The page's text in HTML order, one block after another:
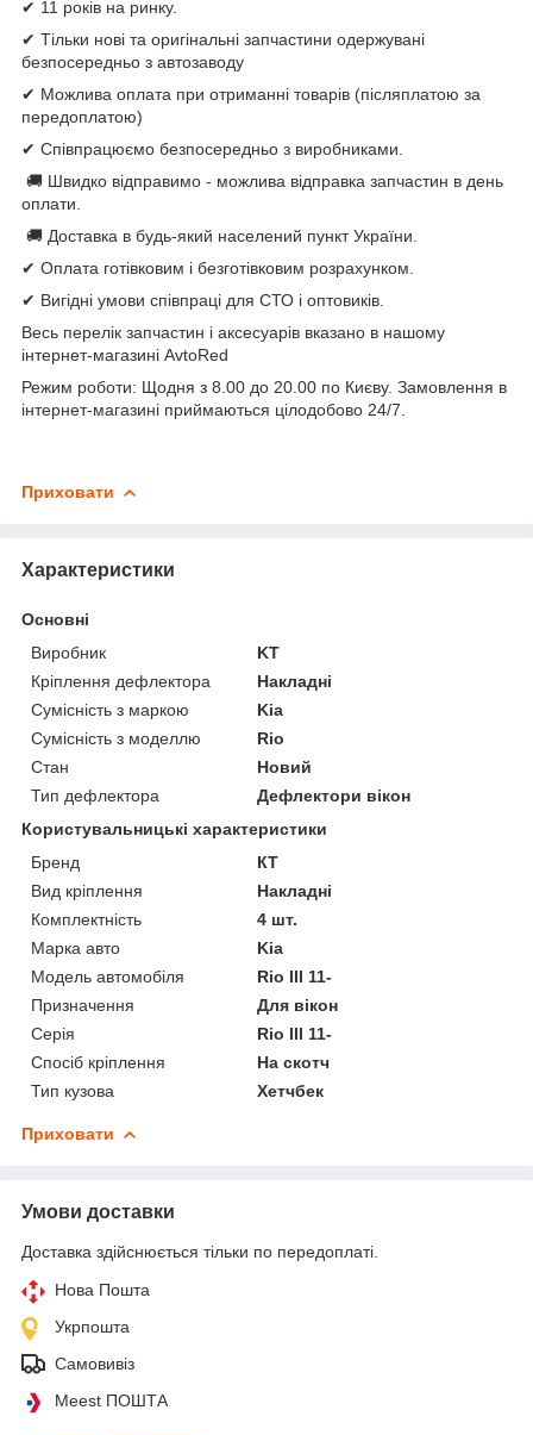
✔ 11 років на ринку.
✔ Тільки нові та оригінальні запчастини одержувані
безпосередньо з автозаводу
✔ Можлива оплата при отриманні товарів (післяплатою за
передоплатою)
✔ Співпрацюємо безпосередньо з виробниками.
🚚 Швидко відправимо - можлива відправка запчастин в день
оплати.
🚚 Доставка в будь-який населений пункт України.
✔ Оплата готівковим і безготівковим розрахунком.
✔ Вигідні умови співпраці для СТО і оптовиків.
Весь перелік запчастин і аксесуарів вказано в нашому
інтернет-магазині AvtoRed
Режим роботи: Щодня з 8.00 до 20.00 по Києву. Замовлення в
інтернет-магазині приймаються цілодобово 24/7.
Приховати
Характеристики
Основні
Виробник
KT
Кріплення дефлектора
Накладні
Сумісність з маркою
Kia
Сумісність з моделлю
Rio
Стан
Новий
Тип дефлектора
Дефлектори вікон
Користувальницькі характеристики
Бренд
КТ
Вид кріплення
Накладні
Комплектність
4 шт.
Марка авто
Kia
Модель автомобіля
Rio III 11-
Призначення
Для вікон
Серія
Rio III 11-
Спосіб кріплення
На скотч
Тип кузова
Хетчбек
Приховати
Умови доставки
Доставка здійснюється тільки по передоплаті.
Нова Пошта
Укрпошта
Самовивіз
Meest ПОШТА